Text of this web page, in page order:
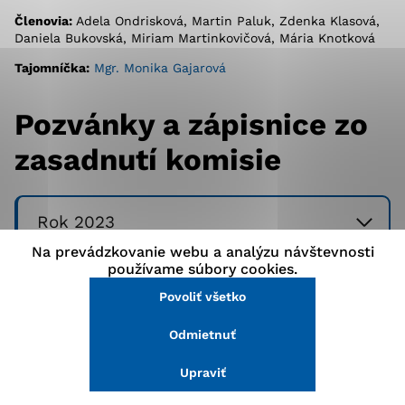
Členovia: Adela Ondrisková, Martin Paluk, Zdenka Klasová,
Daniela Bukovská, Miriam Martinkovičová, Mária Knotková
Tajomníčka: Mgr. Monika Gajarová
Pozvánky a zápisnice zo
zasadnutí komisie
Rok 2023
Na prevádzkovanie webu a analýzu návštevnosti
používame súbory cookies.
Povoliť všetko
Odmietnuť
Upraviť
stránke a prístup k zabezpečeným oblastiam webovej
stránky. Bez týchto súborov cookie nemôže web
Analytické cookies pomáhajú prevádzkovateľovi stránok
pochopiť, ako návštevníci stránok stránku používajú,
aby mohol stránky optimalizovať a ponúknuť im lepšiu
Povoliť všetko
Uložiť nastavenia
Viac informácií